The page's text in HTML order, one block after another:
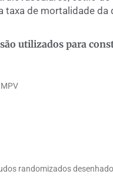
taxa de mortalidade da
utilizados para
randomizados